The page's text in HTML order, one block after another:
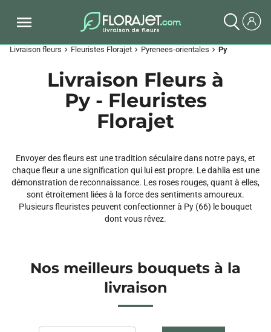
Livraison fleurs chevron_right Fleuristes Florajet chevron_right Pyrenees-orientales chevron_right Py
Livraison Fleurs à
Py - Fleuristes
Florajet
Envoyer des fleurs est une tradition séculaire dans notre pays, et
chaque fleur a une signification qui lui est propre. Le dahlia est une
démonstration de reconnaissance. Les roses rouges, quant à elles,
sont étroitement liées à la force des sentiments amoureux.
Plusieurs fleuristes peuvent confectionner à Py (66) le bouquet
dont vous rêvez.
Nos meilleurs bouquets à la
livraison